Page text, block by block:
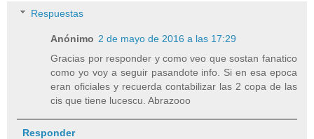
Respuestas
Anónimo 2 de mayo de 2016 a las 17:29
Gracias por responder y como veo que sostan fanatico
como yo voy a seguir pasandote info. Si en esa epoca
eran oficiales y recuerda contabilizar las 2 copa de las
cis que tiene lucescu. Abrazooo
Responder